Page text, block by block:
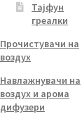
Тајфун
греалки
Прочистувачи на
воздух
Навлажнувачи на
воздух и арома
дифузери